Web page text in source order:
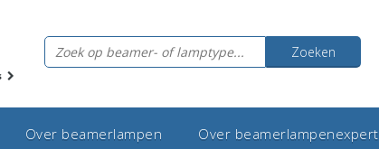
Zoeken
Over beamerlampen Over beamerlampenexpert